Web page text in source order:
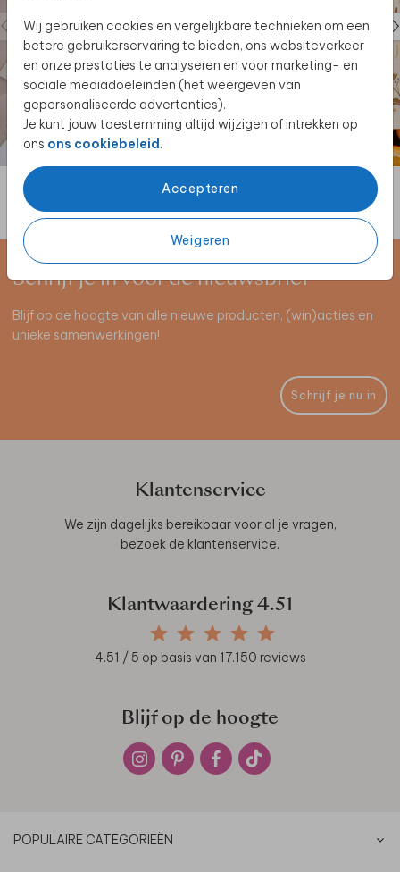
Wij gebruiken cookies en vergelijkbare technieken om een
betere gebruikerservaring te bieden, ons websiteverkeer
en onze prestaties te analyseren en voor marketing- en
sociale mediadoeleinden (het weergeven van
gepersonaliseerde advertenties).
Je kunt jouw toestemming altijd wijzigen of intrekken op
ons ons cookiebeleid.
Accepteren
Weigeren
Schrijf je in voor de nieuwsbrief
Blijf op de hoogte van alle nieuwe producten, (win)acties en
unieke samenwerkingen!
Schrijf je nu in
Klantenservice
We zijn dagelijks bereikbaar voor al je vragen,
bezoek de klantenservice.
Klantwaardering 4.51
4.51 / 5 op basis van 17.150 reviews
Blijf op de hoogte
POPULAIRE CATEGORIEËN